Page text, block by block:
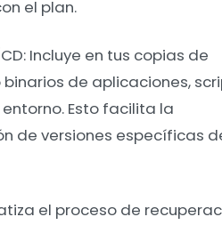
el plan.
Incluye en tus copias de
de aplicaciones,
Esto facilita la
de versiones específicas
el proceso de